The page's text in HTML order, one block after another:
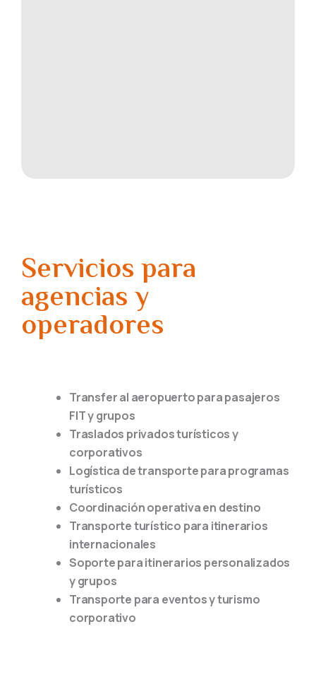
Servicios para
agencias y
operadores
Transfer al aeropuerto para pasajeros
FIT y grupos
Traslados privados turísticos y
corporativos
Logística de transporte para programas
turísticos
Coordinación operativa en destino
Transporte turístico para itinerarios
internacionales
Soporte para itinerarios personalizados
y grupos
Transporte para eventos y turismo
corporativo